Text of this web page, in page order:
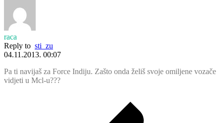
raca
Reply to sti_zu
04.11.2013. 00:07
Pa ti navijaš za Force Indiju. Zašto onda želiš svoje omiljene vozače
vidjeti u Mcl-u???